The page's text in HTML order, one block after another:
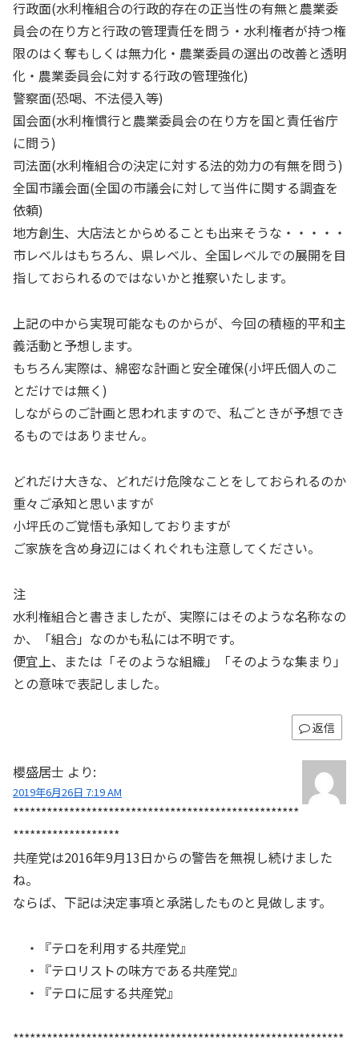
行政面(水利権組合の行政的存在の正当性の有無と農業委
員会の在り方と行政の管理責任を問う・水利権者が持つ権
限のはく奪もしくは無力化・農業委員の選出の改善と透明
化・農業委員会に対する行政の管理強化)
警察面(恐喝、不法侵入等)
国会面(水利権慣行と農業委員会の在り方を国と責任省庁
に問う)
司法面(水利権組合の決定に対する法的効力の有無を問う)
全国市議会面(全国の市議会に対して当件に関する調査を
依頼)
地方創生、大店法とからめることも出来そうな・・・・・
市レベルはもちろん、県レベル、全国レベルでの展開を目
指しておられるのではないかと推察いたします。
上記の中から実現可能なものからが、今回の積極的平和主
義活動と予想します。
もちろん実際は、綿密な計画と安全確保(小坪氏個人のこ
とだけでは無く)
しながらのご計画と思われますので、私ごときが予想でき
るものではありません。
どれだけ大きな、どれだけ危険なことをしておられるのか
重々ご承知と思いますが
小坪氏のご覚悟も承知しておりますが
ご家族を含め身辺にはくれぐれも注意してください。
注
水利権組合と書きましたが、実際にはそのような名称なの
か、「組合」なのかも私には不明です。
便宜上、または「そのような組織」「そのような集まり」
との意味で表記しました。
返信
櫻盛居士 より:
2019年6月26日 7:19 AM
***************************************************
*******************
共産党は2016年9月13日からの警告を無視し続けました
ね。
ならば、下記は決定事項と承諾したものと見做します。
・『テロを利用する共産党』
・『テロリストの味方である共産党』
・『テロに屈する共産党』
***********************************************************